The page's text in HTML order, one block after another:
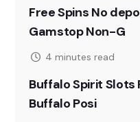
Free Spins No
Gamstop Non-G
4 minutes read
Buffalo Spirit Slots
Buffalo Posi